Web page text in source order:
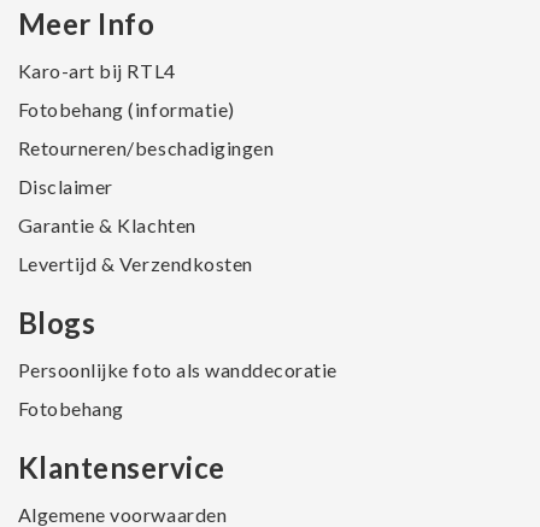
Meer Info
Karo-art bij RTL4
Fotobehang (informatie)
Retourneren/beschadigingen
Disclaimer
Garantie & Klachten
Levertijd & Verzendkosten
Blogs
Persoonlijke foto als wanddecoratie
Fotobehang
Klantenservice
Algemene voorwaarden